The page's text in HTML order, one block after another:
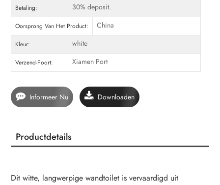
Betaling: 30% deposit.
Oorsprong Van Het Product: China
Kleur: white
Verzend-Poort: Xiamen Port
Informeer Nu Downloaden
Productdetails
Dit witte, langwerpige wandtoilet is vervaardigd uit